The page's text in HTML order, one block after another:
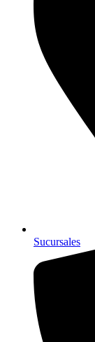
Sucursales